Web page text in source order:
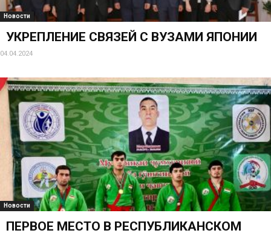
Новости
УКРЕПЛЕНИЕ СВЯЗЕЙ С ВУЗАМИ ЯПОНИИ
04.04.2024
Новости
ПЕРВОЕ МЕСТО В РЕСПУБЛИКАНСКОМ